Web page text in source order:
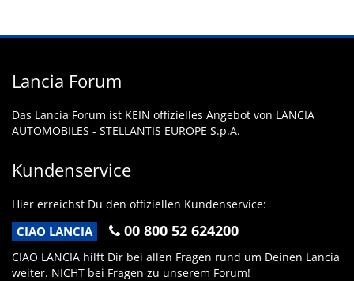
Lancia Forum
Das Lancia Forum ist KEIN offizielles Angebot von LANCIA
AUTOMOBILES - STELLANTIS EUROPE S.p.A.
Kundenservice
Hier erreichst Du den offiziellen Kundenservice:
CIAO LANCIA 00 800 52 624200
CIAO LANCIA hilft Dir bei allen Fragen rund um Deinen Lancia
weiter. NICHT bei Fragen zu unserem Forum!